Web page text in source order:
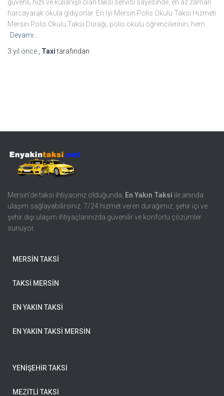
güvenli, hızlı ve kullanışlı olan taksi servisi sayesinde, en az zaman
harcayarak okula gidiyorlar. En İyi Mersin Polis Okulu Taksi Hizmeti
Mersin Polis Okulu Taksi Durağı, polis okulu öğrencilerinin, hem
Devamı…
3 yıl önce Taxitarafından
Mersin'de taksi ihtiyacınız olduğunda, En Yakın Taksi ile anında
ulaşım sağlayabilirsiniz. 7/24 hizmet veren durağımız, şehir içi ve
şehir dışı ulaşım ihtiyaçlarınızda güvenilir ve konforlu çözümler
sunuyor.
MERSİN TAKSİ
TAKSİ MERSİN
EN YAKIN TAKSİ
EN YAKIN TAKSİ MERSİN
YENİŞEHİR TAKSİ
MEZİTLİ TAKSİ